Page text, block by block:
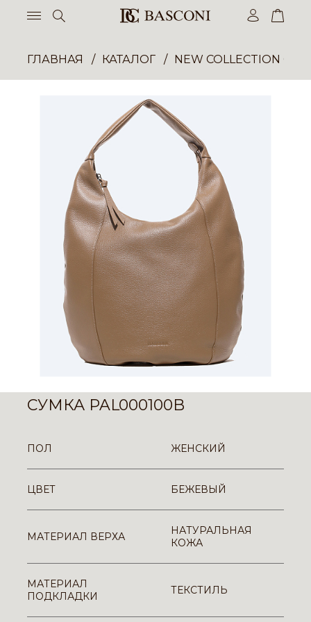
ГЛАВНАЯ КАТАЛОГ NEW COLLECTION
СУМКА PAL000100B
ПОЛ ЖЕНСКИЙ
ЦВЕТ БЕЖЕВЫЙ
МАТЕРИАЛ ВЕРХА
НАТУРАЛЬНАЯ
КОЖА
МАТЕРИАЛ
ПОДКЛАДКИ
ТЕКСТИЛЬ